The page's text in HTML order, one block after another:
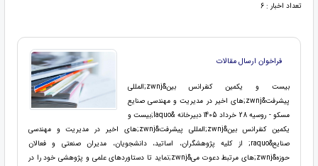
تعداد اخبار : 6
فراخوان ارسال مقالات
بیست و یکمین کنفرانس بین&zwnj;المللی
پیشرفت&zwnj;های اخیر در مدیریت و مهندسی صنایع
مسکو - روسیه 28 خرداد 1405 دبیرخانه &laquo;بیست و
یکمین کنفرانس بین&zwnj;المللی پیشرفت&zwnj;های اخیر در مدیریت و مهندسی
صنایع&raquo; از کلیه پژوهشگران، اساتید، دانشجویان، مدیران صنعتی و فعالان
حوزه&zwnj;های مرتبط دعوت می&zwnj;نماید تا دستاوردهای علمی و پژوهشی خود را در